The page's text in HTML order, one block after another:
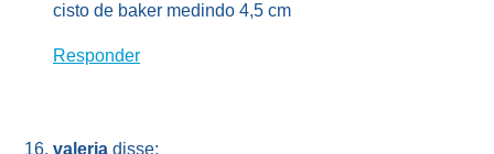
cisto de baker medindo 4,5 cm
Responder
valeria disse: